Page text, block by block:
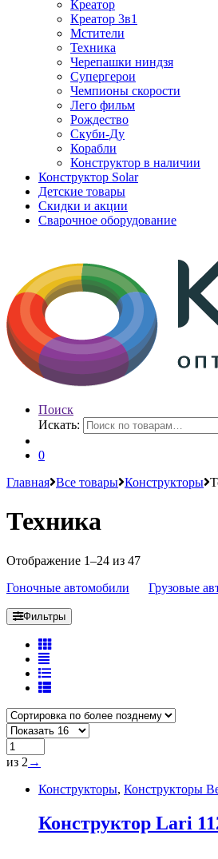
Креатор
Креатор 3в1
Мстители
Техника
Черепашки ниндзя
Супергерои
Чемпионы скорости
Лего фильм
Рождество
Скуби-Ду
Корабли
Конструктор в наличии
Конструктор Solar
Детские товары
Скидки и акции
Сварочное оборудование
Поиск
Искать:
0
Главная Все товары Конструкторы
Техника
Отображение 1–24 из 47
Гоночные автомобили
Грузовые
Фильтры
из 2 →
Конструкторы, Конструкторы
Конструктор Lari